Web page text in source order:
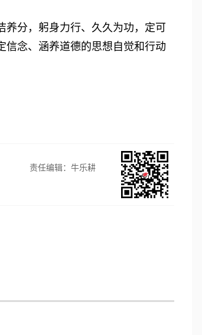
分，躬身力行、久久为功，定可
信念、涵养道德的思想自觉和行动
责任编辑：牛乐耕